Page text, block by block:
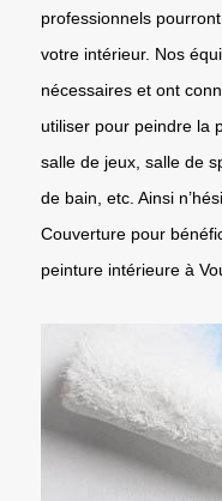
professionnels
votre intérieur. Nos
nécessaires et ont
utiliser pour peindre la
salle de jeux, salle de
de bain, etc. Ainsi
Couverture pour
peinture intérieure à